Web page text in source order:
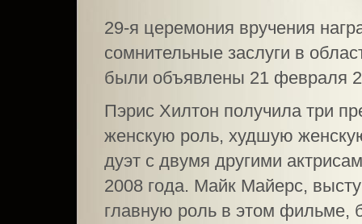
29-я церемония вручения
сомнительные заслуги в
были объявлены 21 февраля
Пэрис Хилтон получила три
женскую роль, худшую
дуэт с двумя другими
2008 года. Майк Майерс,
главную роль в этом фильме,